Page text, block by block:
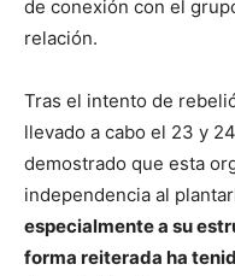
de conexión con el
relación.
Tras el intento de
llevado a cabo el 23 y
demostrado que esta
independencia al
especialmente a su
forma reiterada ha